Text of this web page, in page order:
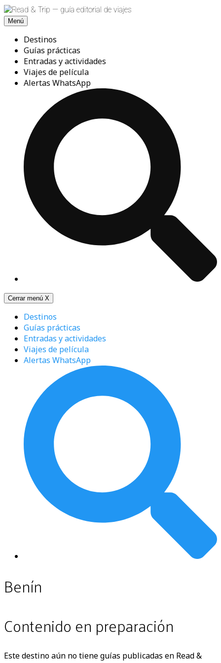
Saltar
alMenú
Destinos
Guías prácticas
Entradas y actividades
Viajes de película
Alertas WhatsApp
Cerrar menú X
Destinos
Guías prácticas
Entradas y actividades
Viajes de película
Alertas WhatsApp
Benín
Contenido en preparación
Este destino aún no tiene guías publicadas en Read &